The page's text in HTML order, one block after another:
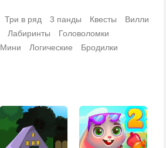
Три в ряд 3 панды Квесты
Вилли
Лабиринты
Головоломки
Мини Логические
Бродилки